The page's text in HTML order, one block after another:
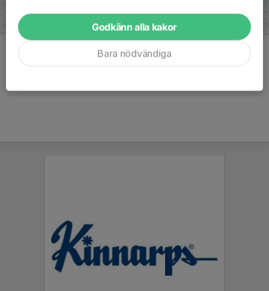
Godkänn alla kakor
Bara nödvändiga